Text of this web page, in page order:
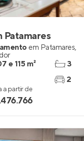
Patamares
em Patamares,
e 115 m²
3
2
a partir de